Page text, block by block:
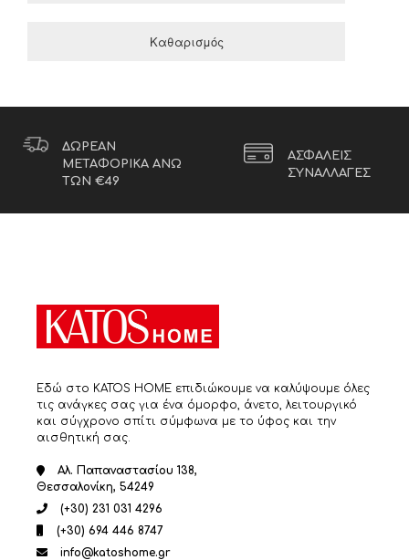
Καθαρισμός
ΔΩΡΕΑΝ
ΜΕΤΑΦΟΡΙΚΑ ΑΝΩ
ΤΩΝ €49
ΑΣΦΑΛΕΙΣ
ΣΥΝΑΛΛΑΓΕΣ
Εδώ στο KATOS HOME επιδιώκουμε να καλύψουμε όλες
τις ανάγκες σας για ένα όμορφο, άνετο, λειτουργικό
και σύγχρονο σπίτι σύμφωνα με το ύφος και την
αισθητική σας.
Αλ. Παπαναστασίου 138,
Θεσσαλονίκη, 54249
(+30) 231 031 4296
(+30) 694 446 8747
info@katoshome.gr